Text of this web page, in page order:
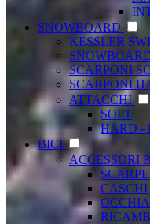
SNOWBOARD
KESSLER
SCARPONI
SCARPONI
ATTACCHI
SOFT
HARD -
BICI
ACCESSORI
SCARPE
CASCHI